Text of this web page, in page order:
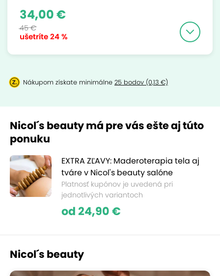
ušetríte24 %
34,00 €
45 €
Nákupom získate minimálne 25 bodov (0,13 €)
Nicol´s beauty má pre vás ešte aj túto
ponuku
EXTRA ZĽAVY: Maderoterapia tela aj
tváre v Nicol's beauty salóne
Platnosť kupónov je uvedená pri
jednotlivých variantoch
od 24,90 €
Nicol´s beauty